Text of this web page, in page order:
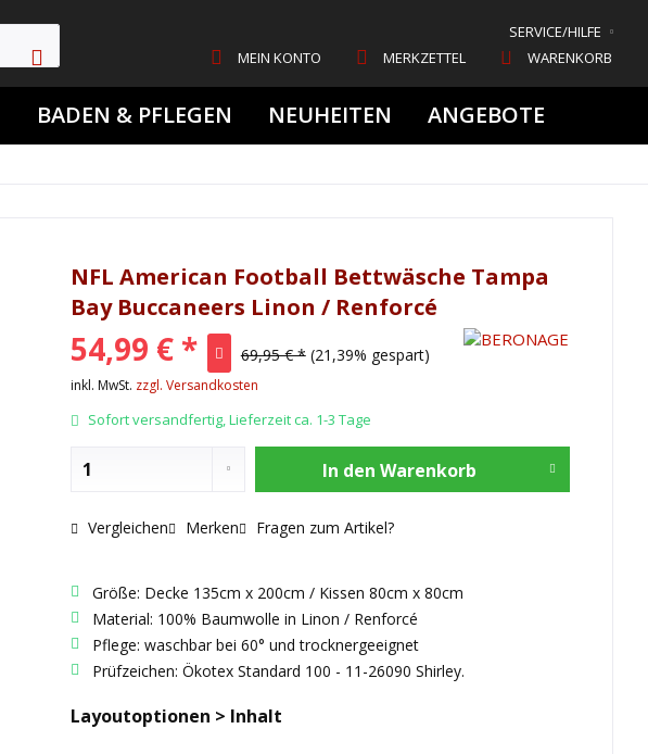
SERVICE/HILFE
WARENKORB
MERKZETTEL
MEIN KONTO
BADEN & PFLEGEN NEUHEITEN ANGEBOTE
NFL American Football Bettwäsche Tampa
Bay Buccaneers Linon / Renforcé
54,99 € * 69,95 € * (21,39% gespart)
inkl. MwSt. zzgl. Versandkosten
Sofort versandfertig, Lieferzeit ca. 1-3 Tage
In den Warenkorb
Vergleichen Merken Fragen zum Artikel?
Größe: Decke 135cm x 200cm / Kissen 80cm x 80cm
Material: 100% Baumwolle in Linon / Renforcé
Pflege: waschbar bei 60° und trocknergeeignet
Prüfzeichen: Ökotex Standard 100 - 11-26090 Shirley.
Layoutoptionen > Inhalt